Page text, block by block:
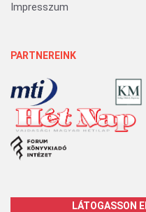
Impresszum
PARTNEREINK
LÁTOGASSON